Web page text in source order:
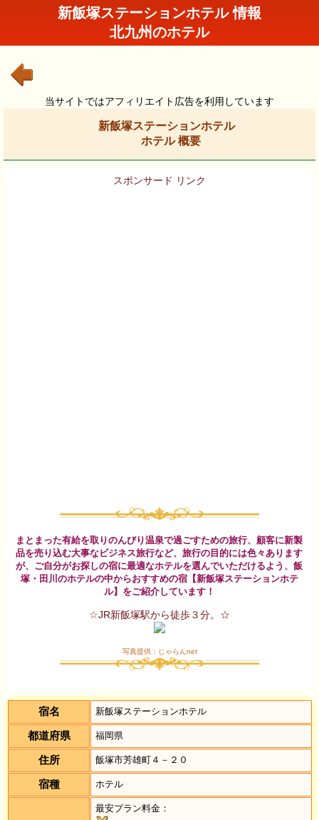
新飯塚ステーションホテル 情報
北九州のホテル
当サイトではアフィリエイト広告を利用しています
新飯塚ステーションホテル
ホテル 概要
スポンサード リンク
まとまった有給を取りのんびり温泉で過ごすための旅行、顧客に新製
品を売り込む大事なビジネス旅行など、旅行の目的には色々あります
が、ご自分がお探しの宿に最適なホテルを選んでいただけるよう、飯
塚・田川のホテルの中からおすすめの宿【新飯塚ステーションホテ
ル】をご紹介しています！
☆JR新飯塚駅から徒歩３分。☆
写真提供：じゃらんnet
宿名 新飯塚ステーションホテル
都道府県 福岡県
住所 飯塚市芳雄町４－２０
宿種 ホテル
最安プラン料金：